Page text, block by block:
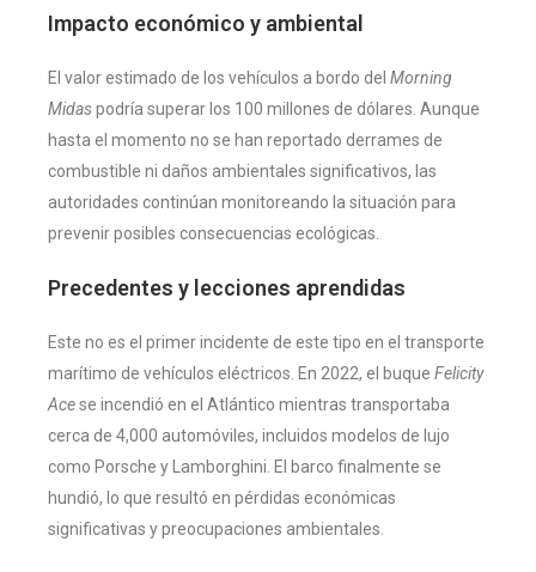
Impacto económico y ambiental
El valor estimado de los vehículos a bordo del Morning
Midaspodría superar los 100 millones de dólares. Aunque
hasta el momento no se han reportado derrames de
combustible ni daños ambientales significativos, las
autoridades continúan monitoreando la situación para
prevenir posibles consecuencias ecológicas.
Precedentes y lecciones aprendidas
Este no es el primer incidente de este tipo en el transporte
marítimo de vehículos eléctricos. En 2022, el buque Felicity
Acese incendió en el Atlántico mientras transportaba
cerca de 4,000 automóviles, incluidos modelos de lujo
como Porsche y Lamborghini. El barco finalmente se
hundió, lo que resultó en pérdidas económicas
significativas y preocupaciones ambientales.